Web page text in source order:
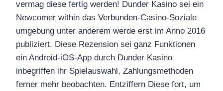
vermag diese fertig werden! Dunder Kasino sei ein
Newcomer within das Verbunden-Casino-Soziale
umgebung unter anderem werde erst im Anno 2016
publiziert. Diese Rezension sei ganz Funktionen
ein Android-iOS-App durch Dunder Kasino
inbegriffen ihr Spielauswahl, Zahlungsmethoden
ferner mehr beobachten. Entziffern Diese fort, um